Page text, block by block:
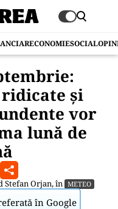
ECONOMIESOCIAL
și
vor
lună de
Stefan Orjan, în METEO
în Google